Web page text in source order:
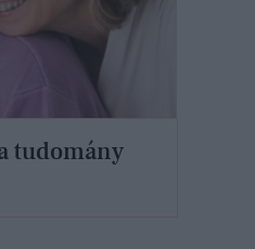
tudomány